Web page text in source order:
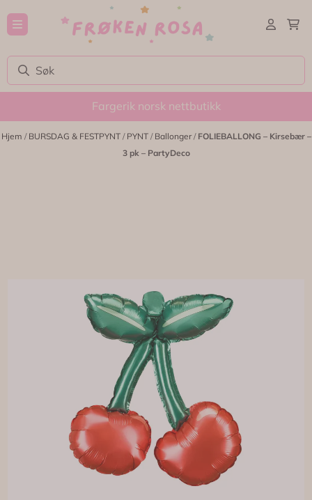
Hopp til innhold
Fargerik norsk nettbutikk
Hjem / BURSDAG & FESTPYNT / PYNT / Ballonger/ FOLIEBALLONG – Kirsebær –
3 pk – PartyDeco